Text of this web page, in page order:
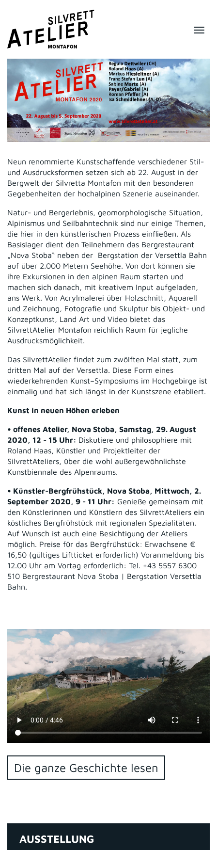
Neun renommierte Kunstschaffende verschiedener Stil-
und Ausdrucksformen setzen sich ab 22. August in der
Bergwelt der Silvretta Montafon mit den besonderen
Gegebenheiten der hochalpinen Szenerie auseinander.
Natur- und Bergerlebnis, geomorphologische Situation,
Alpinismus und Seilbahntechnik sind nur einige Themen,
die hier in den künstlerischen Prozess einfließen. Als
Basislager dient den Teilnehmern das Bergrestaurant
„Nova Stoba“ neben der Bergstation der Versettla Bahn
auf über 2.000 Metern Seehöhe. Von dort können sie
ihre Exkursionen in den alpinen Raum starten und
machen sich danach, mit kreativem Input aufgeladen,
ans Werk. Von Acrylmalerei über Holzschnitt, Aquarell
und Zeichnung, Fotografie und Skulptur bis Objekt- und
Konzeptkunst, Land Art und Video bietet das
SilvrettAtelier Montafon reichlich Raum für jegliche
Ausdrucksmöglichkeit.
Das SilvrettAtelier findet zum zwölften Mal statt, zum
dritten Mal auf der Versettla. Diese Form eines
wiederkehrenden Kunst–Symposiums im Hochgebirge ist
einmalig und hat sich längst in der Kunstszene etabliert.
Kunst in neuen Höhen erleben
• offenes Atelier, Nova Stoba, Samstag, 29. August
2020, 12 - 15 Uhr: Diskutiere und philosophiere mit
Roland Haas, Künstler und Projektleiter der
SilvrettAteliers, über die wohl außergewöhnlichste
Kunstbiennale des Alpenraums.
• Künstler-Bergfrühstück, Nova Stoba, Mittwoch, 2.
September 2020, 9 - 11 Uhr: Genieße gemeinsam mit
den Künstlerinnen und Künstlern des SilvrettAteliers ein
köstliches Bergfrühstück mit regionalen Spezialitäten.
Auf Wunsch ist auch eine Besichtigung der Ateliers
möglich. Preise für das Bergfrühstück: Erwachsene €
16,50 (gültiges Liftticket erforderlich) Voranmeldung bis
12.00 Uhr am Vortag erforderlich: Tel. +43 5557 6300
510 Bergrestaurant Nova Stoba | Bergstation Versettla
Bahn.
Die ganze Geschichte lesen
AUSSTELLUNG